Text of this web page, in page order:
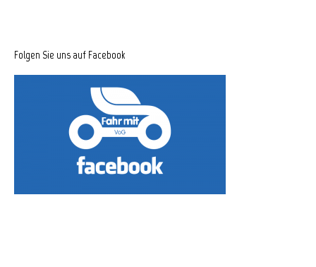
Folgen Sie uns auf Facebook